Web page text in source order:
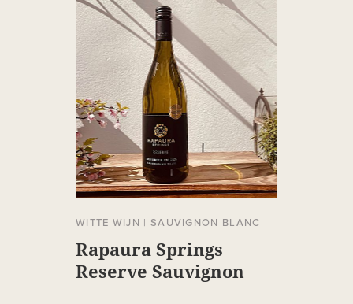
WITTE WIJN | SAUVIGNON BLANC
Rapaura Springs
Reserve Sauvignon